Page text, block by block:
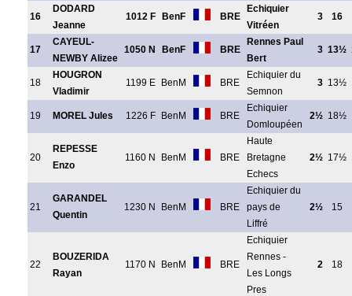
16
DODARD
Jeanne
1012 F BenF BRE
Echiquier
Vitréen
3 16
17
CAYEUL-
NEWBY Alizee
1050 N BenF BRE
Rennes Paul
Bert
3 13½
18
HOUGRON
Vladimir
1199 E BenM BRE
Echiquier du
Semnon
3 13½
19 MOREL Jules 1226 F BenM BRE
Echiquier
Domloupéen
2½ 18½
20
REPESSE
Enzo
1160 N BenM BRE
Haute
Bretagne
Echecs
2½ 17½
21
GARANDEL
Quentin
1230 N BenM BRE
Echiquier du
pays de
Liffré
2½ 15
22
BOUZERIDA
Rayan
1170 N BenM BRE
Echiquier
Rennes -
Les Longs
Pres
2 18